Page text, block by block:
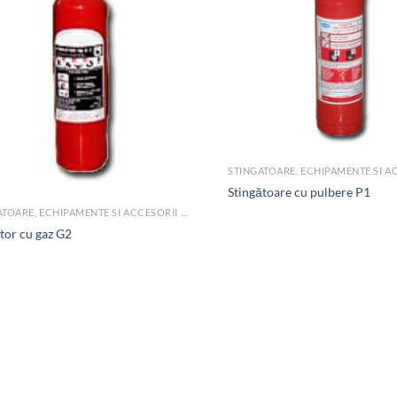
cu gaz G2
Stingătoare cu pulbere P1